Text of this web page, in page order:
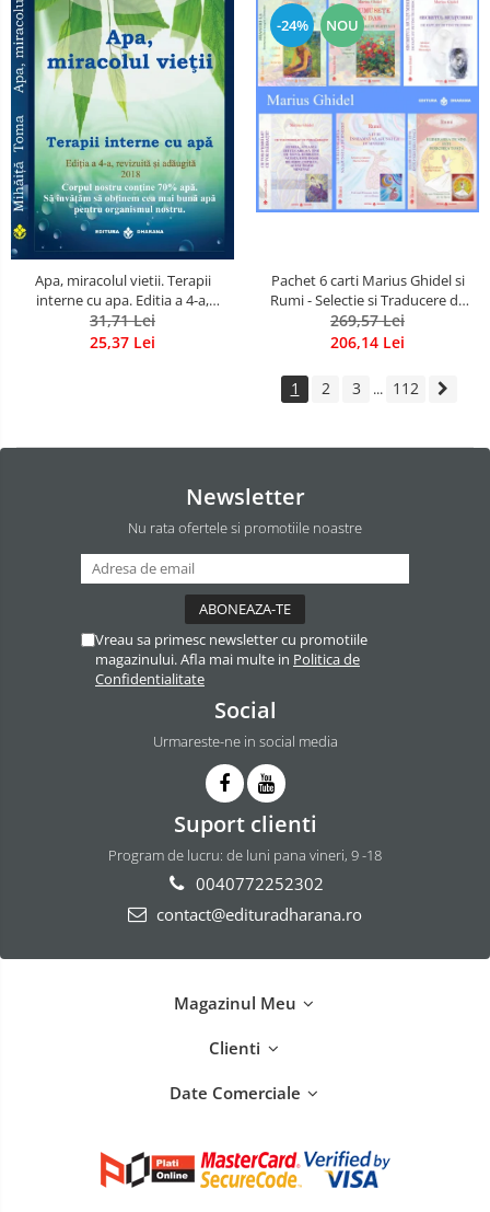
Apa, miracolul vietii. Terapii
interne cu apa. Editia a 4-a,
revizuita si adaugita.
31,71 Lei
25,37 Lei
-24% NOU
Pachet 6 carti Marius Ghidel si
Rumi - Selectie si Traducere de
Marius Ghidel
269,57 Lei
206,14 Lei
1 2 3 ... 112
Newsletter
Nu rata ofertele si promotiile noastre
Vreau sa primesc newsletter cu promotiile
magazinului. Afla mai multe in Politica de
Confidentialitate
Social
Urmareste-ne in social media
Suport clienti
Program de lucru: de luni pana vineri, 9 -18
0040772252302
contact@edituradharana.ro
Magazinul Meu
Clienti
Date Comerciale